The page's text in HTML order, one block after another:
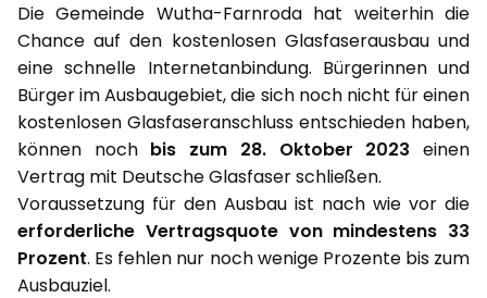
Die Gemeinde Wutha-Farnroda hat weiterhin die
Chance auf den kostenlosen Glasfaserausbau und
eine schnelle Internetanbindung. Bürgerinnen und
Bürger im Ausbaugebiet, die sich noch nicht für einen
kostenlosen Glasfaseranschluss entschieden haben,
können noch bis zum 28. Oktober 2023 einen
Vertrag mit Deutsche Glasfaser schließen.
Voraussetzung für den Ausbau ist nach wie vor die
erforderliche Vertragsquote von mindestens 33
Prozent. Es fehlen nur noch wenige Prozente bis zum
Ausbauziel.